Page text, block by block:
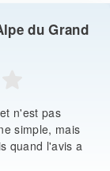
du Grand
n'est pas
simple, mais
quand l'avis a